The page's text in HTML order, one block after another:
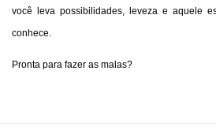
você leva possibilidades, leveza e aquele
conhece.
Pronta para fazer as malas?